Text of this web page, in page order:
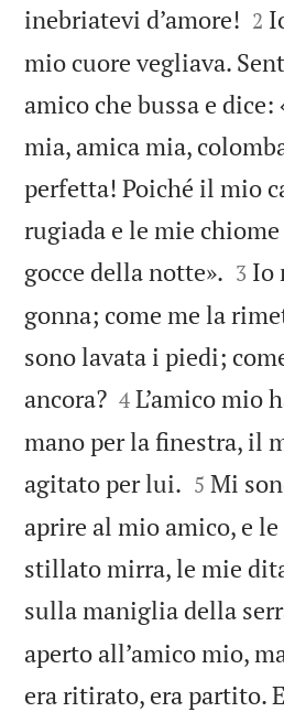
inebriatevi d’amore! 

2
mio cuore vegliava.
amico che bussa e
mia, amica mia,
perfetta! Poiché il mio
rugiada e le mie
gocce della notte». 

3 Io
gonna; come me la
sono lavata i piedi;
ancora?
4 L’amico mio
mano per la finestra, il
agitato per lui. 

5 Mi
aprire al mio amico, e
stillato mirra, le mie
sulla maniglia della
aperto all’amico mio,
era ritirato, era partito.